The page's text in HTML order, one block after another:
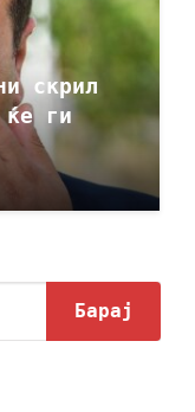
скрил
ќе ги
Барај